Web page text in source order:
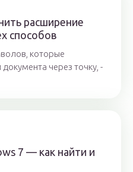
расширение
способов
которые
через точку,
7 — как найти и